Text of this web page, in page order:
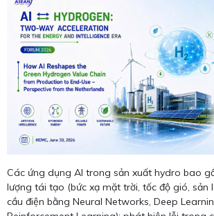
Các ứng dụng AI trong sản xuất hydro bao
lượng tái tạo (bức xạ mặt trời, tốc độ gió, sản
cầu điện bằng Neural Networks, Deep